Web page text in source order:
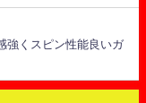
強くスピン性能良いガ